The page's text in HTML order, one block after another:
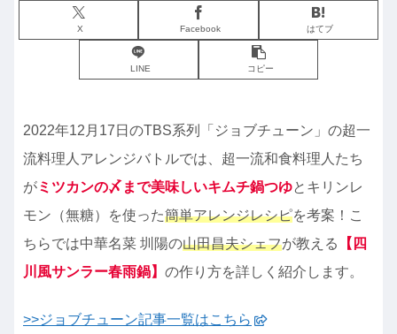
X Facebook はてブ
LINE コピー
2022年12月17日のTBS系列「ジョブチューン」の超一
流料理人アレンジバトルでは、超一流和食料理人たち
がミツカンの〆まで美味しいキムチ鍋つゆとキリンレ
モン（無糖）を使った簡単アレンジレシピを考案！こ
ちらでは中華名菜 圳陽の山田昌夫シェフが教える
【四
川風サンラー春雨鍋】 の作り方を詳しく紹介します。
>>ジョブチューン記事一覧はこちら